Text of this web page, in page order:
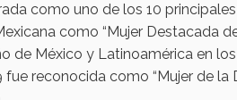
como uno de los 10
como “Mujer Destacada
de México y Latinoamérica en
fue reconocida como “Mujer de